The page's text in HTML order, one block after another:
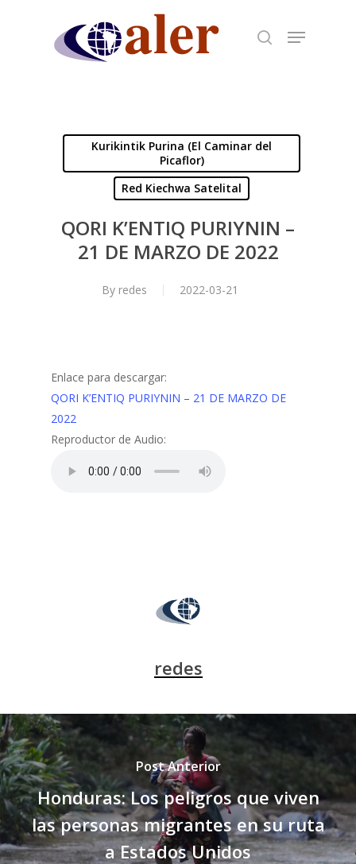
Kurikintik Purina (El Caminar del
Picaflor)
Red Kiechwa Satelital
QORI K’ENTIQ PURIYNIN –
21 DE MARZO DE 2022
By redes 2022-03-21
Enlace para descargar:
QORI K’ENTIQ PURIYNIN – 21 DE MARZO DE
2022
Reproductor de Audio:
redes
Post Anterior
Honduras: Los peligros que viven
las personas migrantes en su ruta
a Estados Unidos